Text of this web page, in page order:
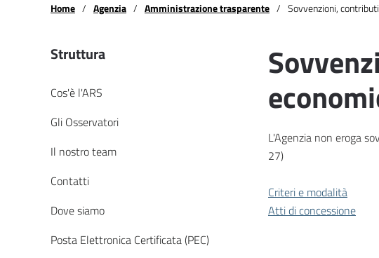
Home Agenzia Amministrazione trasparente Sovvenzioni,
Struttura
Cos'è l'ARS
Gli Osservatori
Il nostro team
Contatti
Dove siamo
Posta Elettronica Certificata (PEC)
L'Agenzia non eroga
27)
Criteri e modalità
Atti di concessione